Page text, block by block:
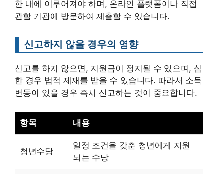
한 내에 이루어져야 하며, 온라인 플랫폼이나 직접
관할 기관에 방문하여 제출할 수 있습니다.
신고하지 않을 경우의 영향
신고를 하지 않으면, 지원금이 정지될 수 있으며, 심
한 경우 법적 제재를 받을 수 있습니다. 따라서 소득
변동이 있을 경우 즉시 신고하는 것이 중요합니다.
항목 내용
청년수당
일정 조건을 갖춘 청년에게 지원
되는 수당